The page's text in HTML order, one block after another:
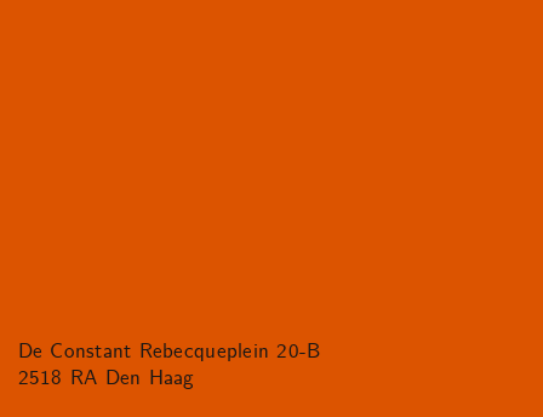
De Constant Rebecqueplein 20-B
2518 RA Den Haag